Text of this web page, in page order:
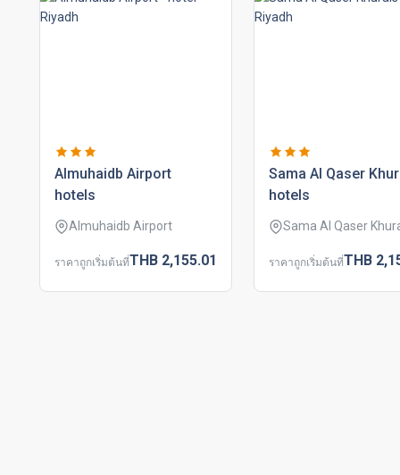
almuhaidb airport
hotels
Almuhaidb Airport
ราคาถูกเริ่มต้นที่THB 2,155.01
sama al qaser
hotels
Sama Al Qaser
ราคาถูกเริ่มต้นที่THB